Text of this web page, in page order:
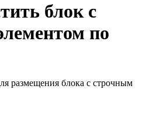
блок с
по
размещения блока с строчным